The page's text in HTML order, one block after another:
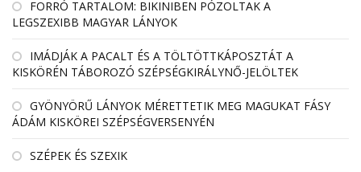
FORRÓ TARTALOM: BIKINIBEN PÓZOLTAK A
LEGSZEXIBB MAGYAR LÁNYOK
IMÁDJÁK A PACALT ÉS A TÖLTÖTTKÁPOSZTÁT A
KISKÖRÉN TÁBOROZÓ SZÉPSÉGKIRÁLYNŐ-JELÖLTEK
GYÖNYÖRŰ LÁNYOK MÉRETTETIK MEG MAGUKAT FÁSY
ÁDÁM KISKÖREI SZÉPSÉGVERSENYÉN
SZÉPEK ÉS SZEXIK